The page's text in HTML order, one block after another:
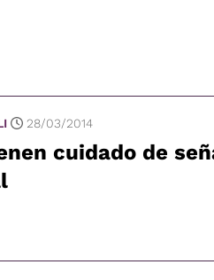
28/03/2014
cuidado de